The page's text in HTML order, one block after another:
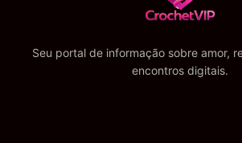
Seu portal de informação sobre amor,
encontros digitais.